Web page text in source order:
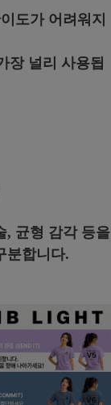
도가 어려워지
장 널리 사용됩
, 균형 감각 등을
분합니다.